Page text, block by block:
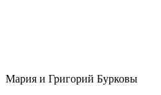
Мария и Григорий Бурковы